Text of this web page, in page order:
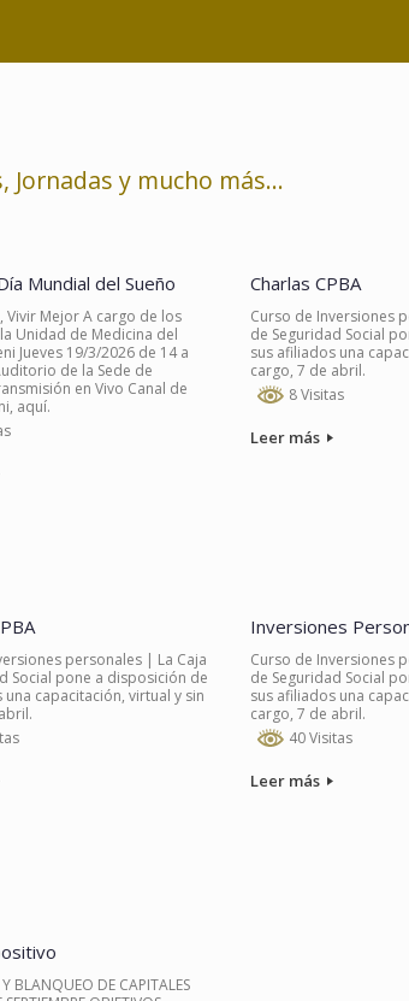
Jornadas y mucho más…
Mundial del Sueño
Vivir Mejor A cargo de los
Unidad de Medicina del
Jueves 19/3/2026 de 14 a
de la Sede de
en Vivo Canal de
aquí.
Charlas CPBA
Curso de Inversiones
de Seguridad Social
sus afiliados una
cargo, 7 de abril.
8 Visitas
Leer más
personales | La Caja
Social pone a disposición de
una capacitación, virtual y sin
Inversiones
Curso de Inversiones
de Seguridad Social
sus afiliados una
cargo, 7 de abril.
40 Visitas
Leer más
BLANQUEO DE CAPITALES